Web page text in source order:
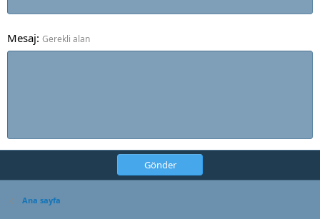
Mesaj Gerekli alan
Gönder
Ana sayfa